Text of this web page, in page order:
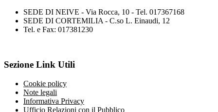
SEDE DI NEIVE - Via Rocca, 10 - Tel. 017367168
SEDE DI CORTEMILIA - C.so L. Einaudi, 12
Tel. e Fax: 017381230
Sezione Link Utili
Cookie policy
Note legali
Informativa Privacy
Ufficio Relazioni con il Pubblico